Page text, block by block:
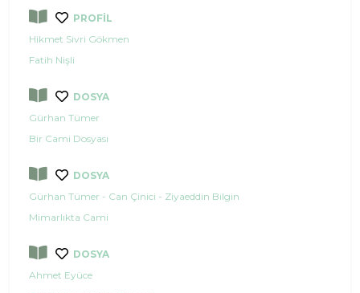
PROFİL
Hikmet Sivri Gökmen
Fatih Nişli
DOSYA
Gürhan Tümer
Bir Cami Dosyası
DOSYA
Gürhan Tümer - Can Çinici - Ziyaeddin Bilgin
Mimarlıkta Cami
DOSYA
Ahmet Eyüce